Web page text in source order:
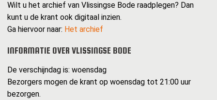
Wilt u het archief van Vlissingse Bode raadplegen? Dan
kunt u de krant ook digitaal inzien.
Ga hiervoor naar: Het archief
INFORMATIE OVER VLISSINGSE BODE
De verschijndag is: woensdag
Bezorgers mogen de krant op woensdag tot 21:00 uur
bezorgen.